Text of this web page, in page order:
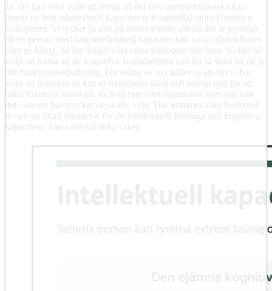
Ja, det kan vara svårt att förstå att det hos samma människa kan
finnas en hög intellektuell kapacitet och samtidigt stora kognitiva
svårigheter. Vi tycker ju inte på motsvarande sätt att det är konstigt
att en person med hög intellektuell kapacitet kan vara rullstolsburen
eller se dåligt. Så här ligger våra egna fördomar och lurar. Vi har så
svårt att förstå att de kognitiva svårigheterna kan bli så stora att de är
blir funktionsnedsättning. För mång av oss gäller ju att om vi har
svårt att fokusera så kan vi mobilisera kraft och energi nog för att
hålla fokus en stund till. Och så finns det människor som inte kan
det, oavsett hur mycket de skulle vilja. Där kommer våra fördomar
in och en ökad förståelse för att intellektuell förmåga och kognitiva
kapaciteter kan vara två olika saker.